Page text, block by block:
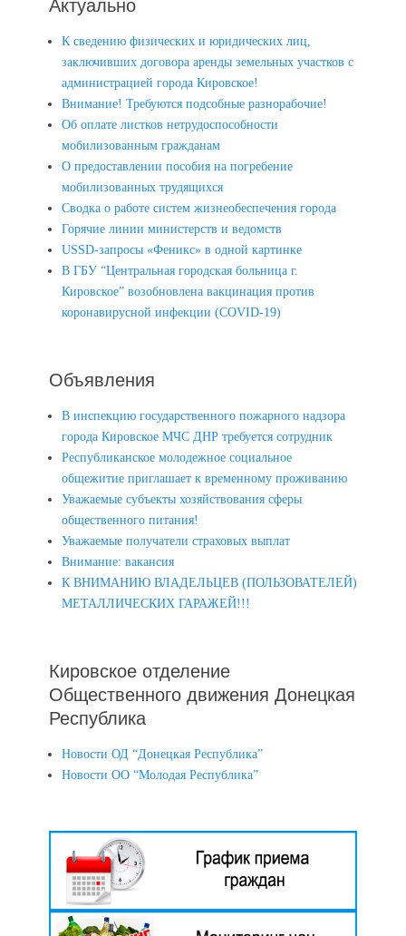
Актуально
К сведению физических и юридических лиц,
заключивших договора аренды земельных участков с
администрацией города Кировское!
Внимание! Требуются подсобные разнорабочие!
Об оплате листков нетрудоспособности
мобилизованным гражданам
О предоставлении пособия на погребение
мобилизованных трудящихся
Сводка о работе систем жизнеобеспечения города
Горячие линии министерств и ведомств
USSD-запросы «Феникс» в одной картинке
В ГБУ “Центральная городская больница г.
Кировское” возобновлена вакцинация против
коронавирусной инфекции (COVID-19)
Объявления
В инспекцию государственного пожарного надзора
города Кировское МЧС ДНР требуется сотрудник
Республиканское молодежное социальное
общежитие приглашает к временному проживанию
Уважаемые субъекты хозяйствования сферы
общественного питания!
Уважаемые получатели страховых выплат
Внимание: вакансия
К ВНИМАНИЮ ВЛАДЕЛЬЦЕВ (ПОЛЬЗОВАТЕЛЕЙ)
МЕТАЛЛИЧЕСКИХ ГАРАЖЕЙ!!!
Кировское отделение
Общественного движения Донецкая
Республика
Новости ОД “Донецкая Республика”
Новости ОО “Молодая Республика”